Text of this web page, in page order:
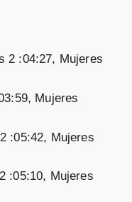
2 :04:27, Mujeres
Mujeres
:05:42, Mujeres
:05:10, Mujeres